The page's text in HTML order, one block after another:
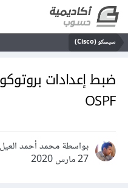
سيسكو (Cisco)
ضبط إعدادات
OSPF
بواسطة محمد أحمد العيل
27 مارس 2020